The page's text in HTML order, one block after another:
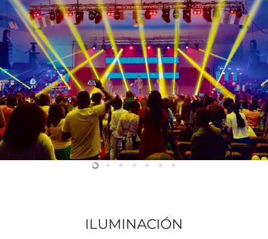
SlideSlideSlideSlideSlideSlideSlide
ILUMINACIÓN